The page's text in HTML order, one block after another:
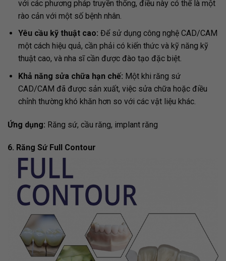
với các phương pháp truyền thống, điều này có thể là một
rào cản với một số bệnh nhân.
Yêu cầu kỹ thuật cao: Để sử dụng công nghệ CAD/CAM
một cách hiệu quả, cần phải có kiến thức và kỹ năng kỹ
thuật cao, và nha sĩ cần được đào tạo đặc biệt.
Khả năng sửa chữa hạn chế: Một khi răng sứ
CAD/CAM đã được sản xuất, việc sửa chữa hoặc điều
chỉnh thường khó khăn hơn so với các vật liệu khác.
Ứng dụng: Răng sứ, cầu răng, implant răng
6. Răng Sứ Full Contour